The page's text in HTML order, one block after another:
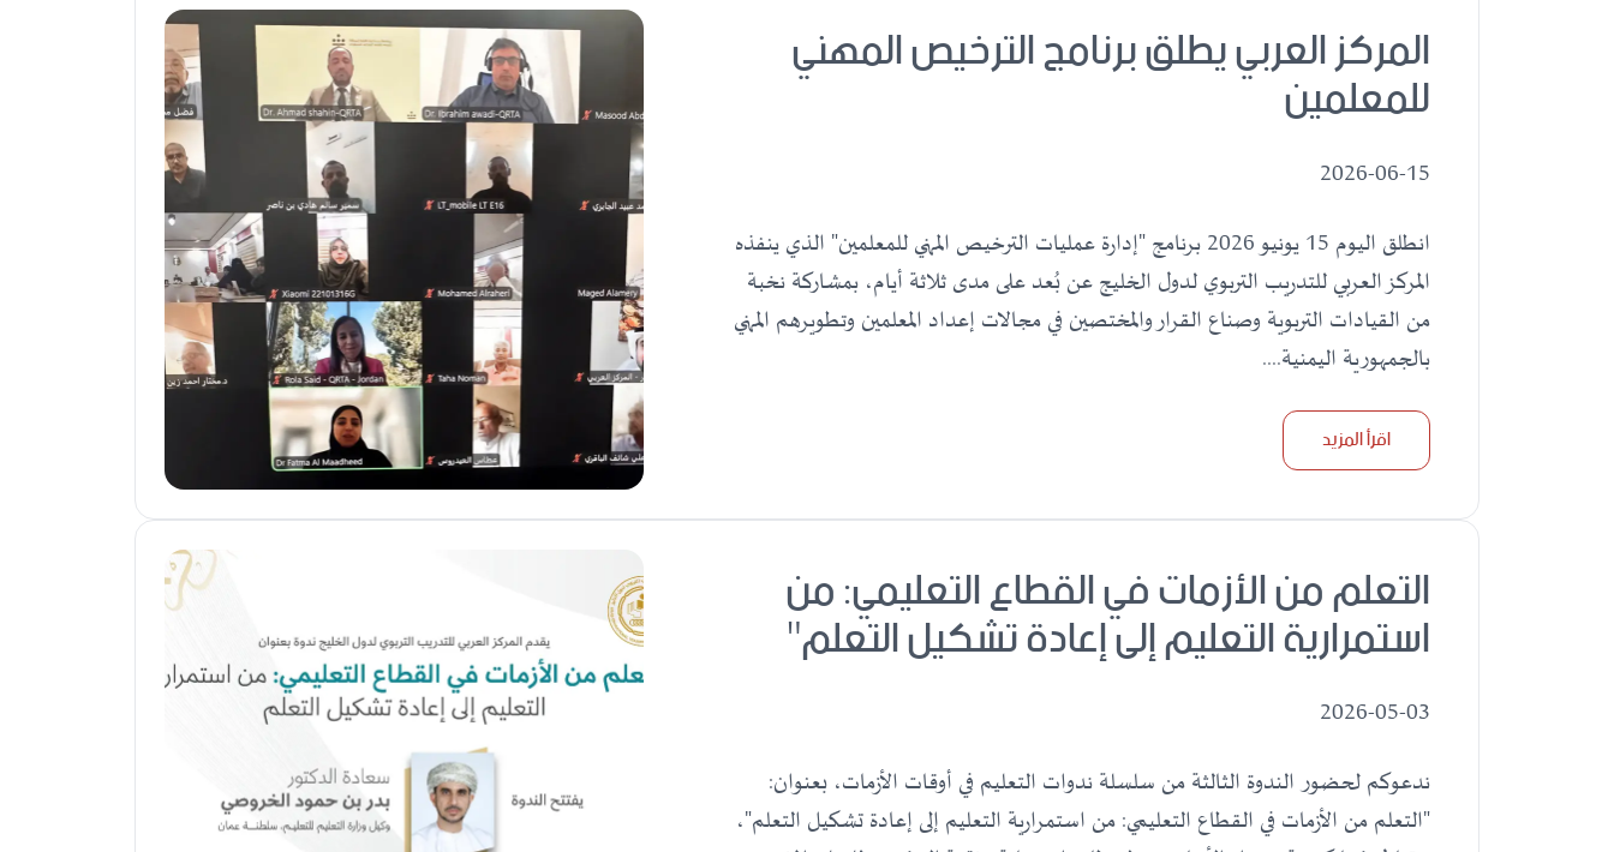
المركز العربي يطلق برنامج الترخيص المهني
للمعلمين
2026-06-15
انطلق اليوم 15 يونيو 2026 برنامج "إدارة عمليات الترخيص المهني للمعلمين" الذي ينفذه
المركز العربي للتدريب التربوي لدول الخليج عن بُعد على مدى ثلاثة أيام، بمشاركة نخبة
من القيادات التربوية وصناع القرار والمختصين في مجالات إعداد المعلمين وتطويرهم المهني
بالجمهورية اليمنية....
اقرأ المزيد
التعلم من الأزمات في القطاع التعليمي: من
استمرارية التعليم إلى إعادة تشكيل التعلم"
2026-05-03
ندعوكم لحضور الندوة الثالثة من سلسلة ندوات التعليم في أوقات الأزمات، بعنوان:
"التعلم من الأزمات في القطاع التعليمي: من استمرارية التعليم إلى إعادة تشكيل التعلم"،